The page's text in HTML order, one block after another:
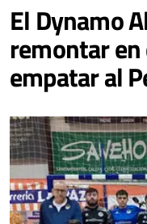
El Dynamo
remontar en
empatar al